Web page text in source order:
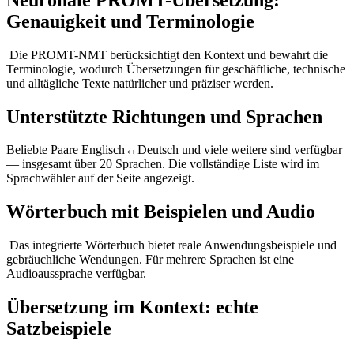
Genauigkeit und Terminologie
Die PROMT-NMT berücksichtigt den Kontext und bewahrt die
Terminologie, wodurch Übersetzungen für geschäftliche, technische
und alltägliche Texte natürlicher und präziser werden.
Unterstützte Richtungen und Sprachen
Beliebte Paare Englisch↔Deutsch und viele weitere sind verfügbar
— insgesamt über 20 Sprachen. Die vollständige Liste wird im
Sprachwähler auf der Seite angezeigt.
Wörterbuch mit Beispielen und Audio
Das integrierte Wörterbuch bietet reale Anwendungsbeispiele und
gebräuchliche Wendungen. Für mehrere Sprachen ist eine
Audioaussprache verfügbar.
Übersetzung im Kontext: echte
Satzbeispiele